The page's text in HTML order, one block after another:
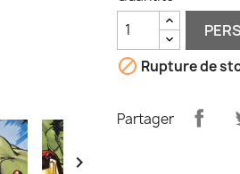

 Rupture de
Partager